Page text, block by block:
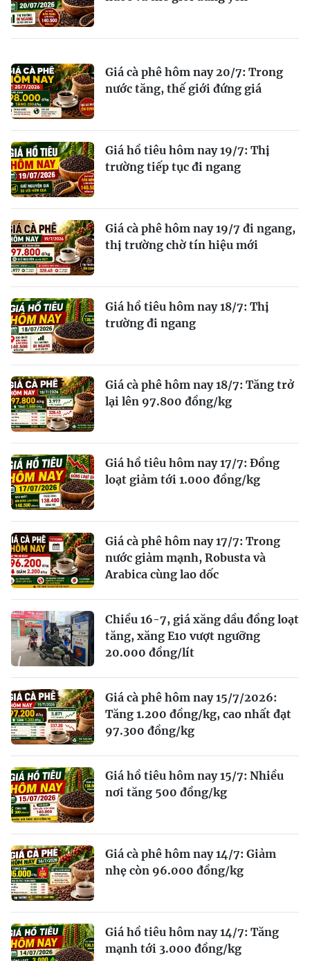
Giá cà phê hôm nay 20/7: Trong
nước tăng, thế giới đứng giá
Giá hồ tiêu hôm nay 19/7: Thị
trường tiếp tục đi ngang
Giá cà phê hôm nay 19/7 đi ngang,
thị trường chờ tín hiệu mới
Giá hồ tiêu hôm nay 18/7: Thị
trường đi ngang
Giá cà phê hôm nay 18/7: Tăng trở
lại lên 97.800 đồng/kg
Giá hồ tiêu hôm nay 17/7: Đồng
loạt giảm tới 1.000 đồng/kg
Giá cà phê hôm nay 17/7: Trong
nước giảm mạnh, Robusta và
Arabica cùng lao dốc
Chiều 16-7, giá xăng dầu đồng loạt
tăng, xăng E10 vượt ngưỡng
20.000 đồng/lít
Giá cà phê hôm nay 15/7/2026:
Tăng 1.200 đồng/kg, cao nhất đạt
97.300 đồng/kg
Giá hồ tiêu hôm nay 15/7: Nhiều
nơi tăng 500 đồng/kg
Giá cà phê hôm nay 14/7: Giảm
nhẹ còn 96.000 đồng/kg
Giá hồ tiêu hôm nay 14/7: Tăng
mạnh tới 3.000 đồng/kg